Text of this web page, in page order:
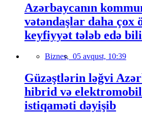
Azərbaycanın
vətəndaşlar daha çox
keyfiyyət tələb edə
Biznes, 05 avqust, 10:39
Güzəştlərin ləğvi
hibrid və elektromobil
istiqaməti dəyişib